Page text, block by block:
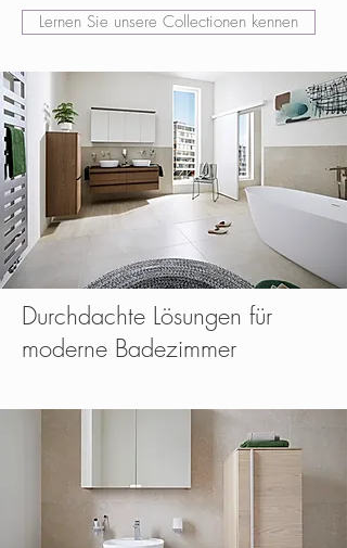
Lernen Sie unsere Collectionen kennen
Durchdachte Lösungen für
moderne Badezimmer